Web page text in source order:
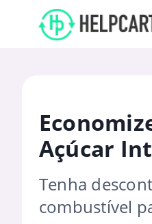
Açúcar
Tenha
combustível